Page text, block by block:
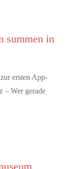
summen in
ersten App-
– Wer gerade